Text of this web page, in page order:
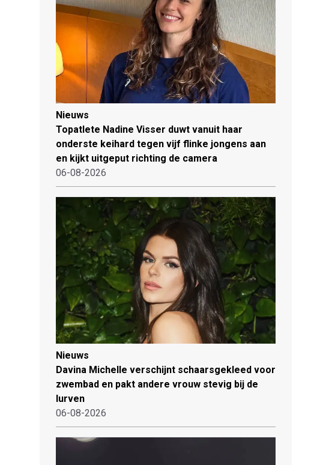
Nieuws
Topatlete Nadine Visser duwt vanuit haar
onderste keihard tegen vijf flinke jongens aan
en kijkt uitgeput richting de camera
06-08-2026
Nieuws
Davina Michelle verschijnt schaarsgekleed voor
zwembad en pakt andere vrouw stevig bij de
lurven
06-08-2026